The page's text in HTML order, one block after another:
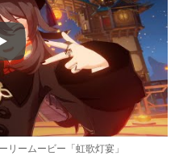
リームービー「虹歌灯宴」